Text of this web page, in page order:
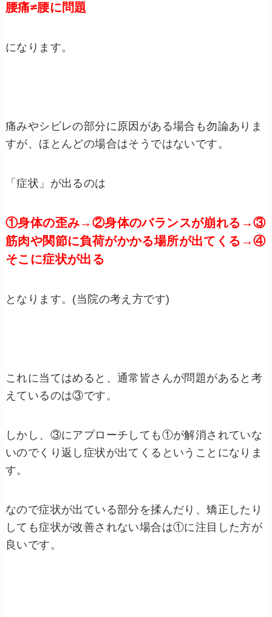
腰痛≠腰に問題
になります。
痛みやシビレの部分に原因がある場合も勿論ありま
すが、ほとんどの場合はそうではないです。
「症状」が出るのは
①身体の歪み→②身体のバランスが崩れる→③
筋肉や関節に負荷がかかる場所が出てくる→④
そこに症状が出る
となります。(当院の考え方です)
これに当てはめると、通常皆さんが問題があると考
えているのは③です。
しかし、③にアプローチしても①が解消されていな
いのでくり返し症状が出てくるということになりま
す。
なので症状が出ている部分を揉んだり、矯正したり
しても症状が改善されない場合は①に注目した方が
良いです。